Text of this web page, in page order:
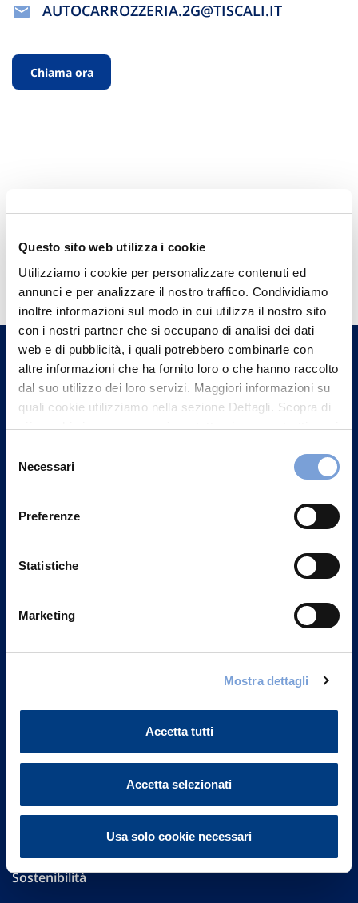
Questo sito web utilizza i cookie
Utilizziamo i cookie per personalizzare contenuti ed
annunci e per analizzare il nostro traffico. Condividiamo
inoltre informazioni sul modo in cui utilizza il nostro sito
con i nostri partner che si occupano di analisi dei dati
web e di pubblicità, i quali potrebbero combinarle con
altre informazioni che ha fornito loro o che hanno raccolto
dal suo utilizzo dei loro servizi. Maggiori informazioni su
quali cookie utilizziamo nella sezione Dettagli. Scopra di
più su chi siamo, come può contattarci e come trattiamo i
può trovare nel footer del sito nella sezione "Informativa
delNecessari
Preferenze
Statistiche
Marketing
Mostra dettagli
Accetta tutti
Accetta selezionati
Usa solo cookie necessari
AUTOCARROZZERIA.2G@TISCALI.IT
Chiama ora
Hai bisogno di
informazioni?
Trova l'Agenzia più vicina a te e parla con
un nostro Agente.
Contattaci
Governance
Investor Relations
Altre informazioni
Sostenibilità